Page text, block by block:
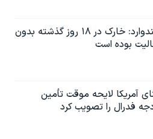
ویندوارد: خارک در ۱۸ روز گذشته بدون
بوده است
آمریکا لایحه موقت تأمین
فدرال را تصویب کرد